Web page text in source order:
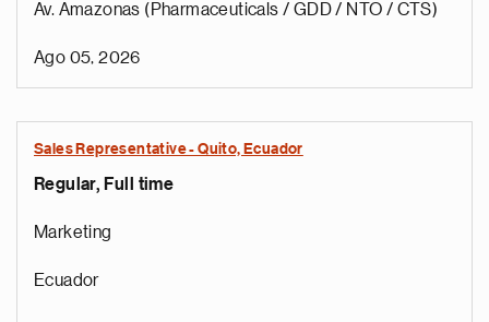
Av. Amazonas (Pharmaceuticals / GDD / NTO / CTS)
Ago 05, 2026
Sales Representative - Quito, Ecuador
Regular, Full time
Marketing
Ecuador